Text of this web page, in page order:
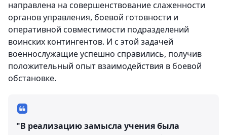
направлена на совершенствование слаженности
органов управления, боевой готовности и
оперативной совместимости подразделений
воинских контингентов. И с этой задачей
военнослужащие успешно справились, получив
положительный опыт взаимодействия в боевой
обстановке.
"В реализацию замысла учения была